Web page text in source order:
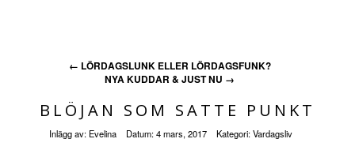
← LÖRDAGSLUNK ELLER LÖRDAGSFUNK?
NYA KUDDAR & JUST NU →
BLÖJAN SOM SATTE PUNKT
Inlägg av: Evelina Datum:4 mars, 2017 Kategori:Vardagsliv